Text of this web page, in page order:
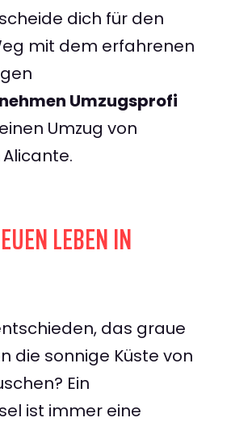
dich für den
mit dem erfahrenen
Umzugsprofi
Umzug von
LEBEN IN
das graue
die sonnige Küste von
Ein
ist immer eine